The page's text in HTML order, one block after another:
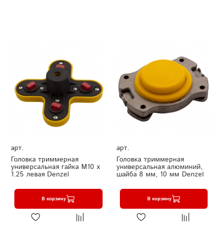
арт.
Головка триммерная
универсальная гайка М10 х
1.25 левая Denzel
В корзину
арт.
Головка триммерная
универсальная алюминий,
шайба 8 мм, 10 мм Denzel
В корзину